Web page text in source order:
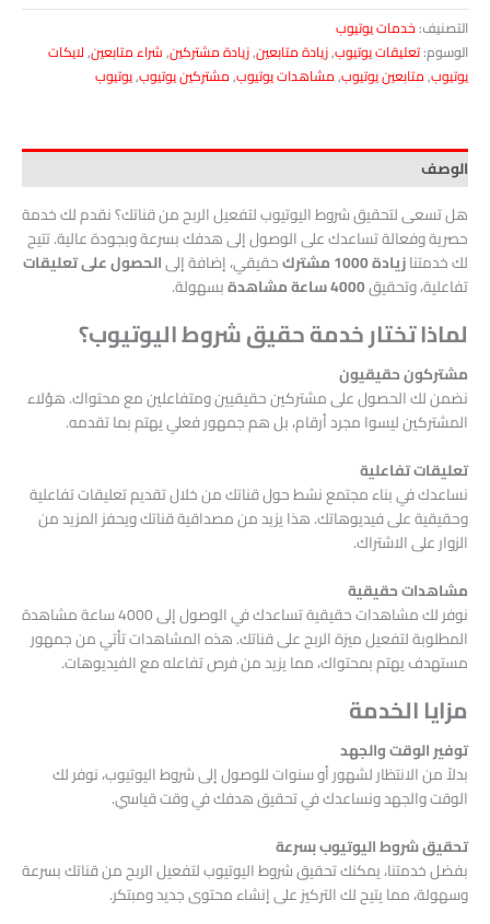
التصنيف:خدمات يوتيوب
الوسوم:تعليقات يوتيوب,زيادة متابعين,زيادة مشتركين,شراء متابعين,لايكات
يوتيوب,متابعين يوتيوب,مشاهدات يوتيوب,مشتركين يوتيوب,يوتيوب
الوصف
هل تسعى لتحقيق شروط اليوتيوب لتفعيل الربح من قناتك؟ نقدم لك خدمة
حصرية وفعالة تساعدك على الوصول إلى هدفك بسرعة وبجودة عالية. تتيح
لك خدمتنازيادة 1000 مشترك حقيقي، إضافة إلىالحصول على تعليقات
تفاعلية، وتحقيق4000 ساعة مشاهدة بسهولة.
لماذا تختار خدمة حقيق شروط اليوتيوب؟
مشتركون حقيقيون
نضمن لك الحصول على مشتركين حقيقيين ومتفاعلين مع محتواك. هؤلاء
المشتركين ليسوا مجرد أرقام، بل هم جمهور فعلي يهتم بما تقدمه.
تعليقات تفاعلية
نساعدك في بناء مجتمع نشط حول قناتك من خلال تقديم تعليقات تفاعلية
وحقيقية على فيديوهاتك. هذا يزيد من مصداقية قناتك ويحفز المزيد من
الزوار على الاشتراك.
مشاهدات حقيقية
نوفر لك مشاهدات حقيقية تساعدك في الوصول إلى 4000 ساعة مشاهدة
المطلوبة لتفعيل ميزة الربح على قناتك. هذه المشاهدات تأتي من جمهور
مستهدف يهتم بمحتواك، مما يزيد من فرص تفاعله مع الفيديوهات.
مزايا الخدمة
توفير الوقت والجهد
بدلاً من الانتظار لشهور أو سنوات للوصول إلى شروط اليوتيوب، نوفر لك
الوقت والجهد ونساعدك في تحقيق هدفك في وقت قياسي.
تحقيق شروط اليوتيوب بسرعة
بفضل خدمتنا، يمكنك تحقيق شروط اليوتيوب لتفعيل الربح من قناتك بسرعة
وسهولة، مما يتيح لك التركيز على إنشاء محتوى جديد ومبتكر.